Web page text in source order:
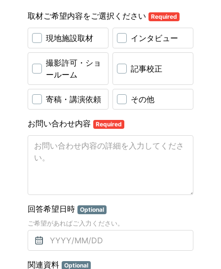
取材ご希望内容をご選択ください Required
現地施設取材 インタビュー
撮影許可・ショ
ールーム
記事校正
寄稿・講演依頼 その他
お問い合わせ内容 Required
回答希望日時 Optional
ご希望があればご入力ください。
関連資料 Optional